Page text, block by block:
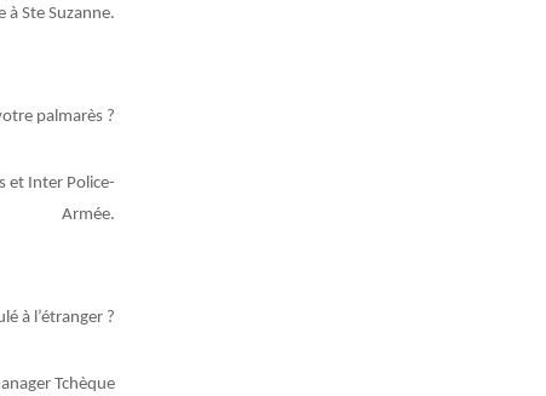
à Ste Suzanne.
palmarès ?
et Inter Police-
Armée.
à l’étranger ?
Tchèque